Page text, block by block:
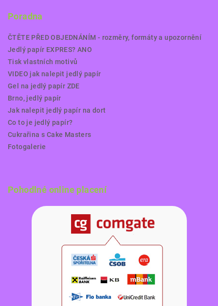
Poradna
ČTĚTE PŘED OBJEDNÁNÍM - rozměry, formáty a upozornění
Jedlý papír EXPRES? ANO
Tisk vlastních motivů
VIDEO jak nalepit jedlý papír
Gel na jedlý papír ZDE
Brno, jedlý papír
Jak nalepit jedlý papír na dort
Co to je jedlý papír?
Cukrařina s Cake Masters
Fotogalerie
Pohodlné online placení